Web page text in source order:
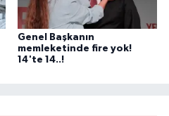
Genel Başkanın
memleketinde fire yok!
14'te 14..!